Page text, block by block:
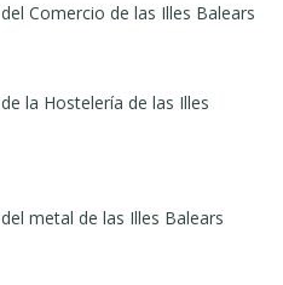
Comercio de las Illes Balears
la Hostelería de las Illes
metal de las Illes Balears